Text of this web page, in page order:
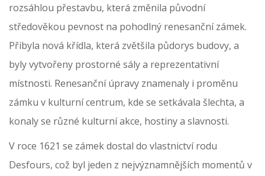
rozsáhlou přestavbu, která změnila původní
středověkou pevnost na pohodlný renesanční zámek.
Přibyla nová křídla, která zvětšila půdorys budovy, a
byly vytvořeny prostorné sály a reprezentativní
místnosti. Renesanční úpravy znamenaly i proměnu
zámku v kulturní centrum, kde se setkávala šlechta, a
konaly se různé kulturní akce, hostiny a slavnosti.
V roce 1621 se zámek dostal do vlastnictví rodu
Desfours, což byl jeden z nejvýznamnějších momentů v